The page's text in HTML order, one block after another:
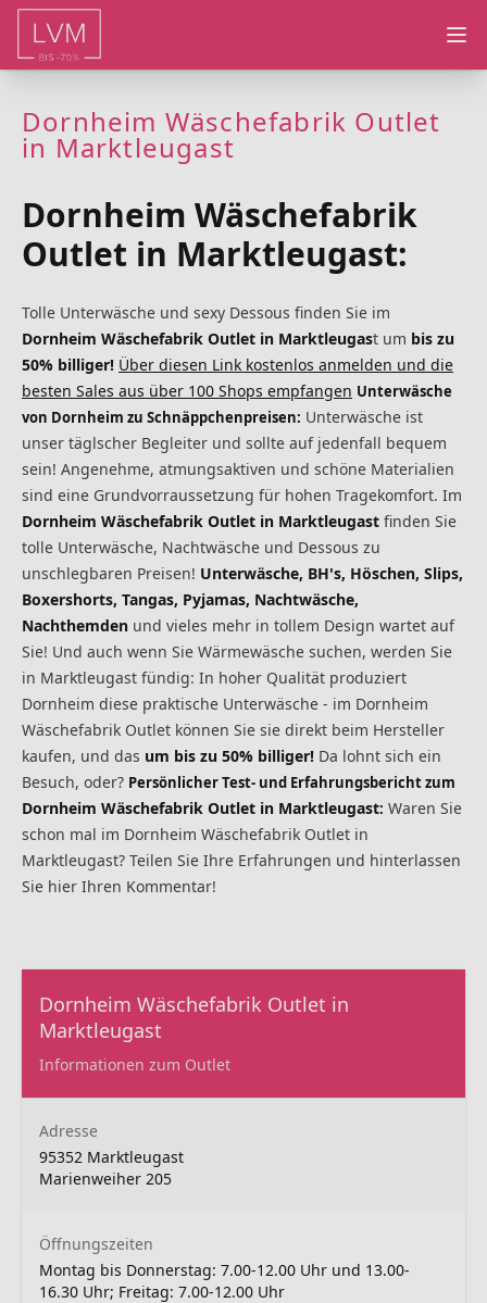
Dornheim Wäschefabrik Outlet
in Marktleugast
Dornheim Wäschefabrik
Outlet in Marktleugast:
Tolle Unterwäsche und sexy Dessous finden Sie im
Dornheim Wäschefabrik Outlet in Marktleugast um bis zu
50% billiger! Über diesen Link kostenlos anmelden und die
besten Sales aus über 100 Shops empfangen Unterwäsche
von Dornheim zu Schnäppchenpreisen: Unterwäsche ist
unser täglscher Begleiter und sollte auf jedenfall bequem
sein! Angenehme, atmungsaktiven und schöne Materialien
sind eine Grundvorraussetzung für hohen Tragekomfort. Im
Dornheim Wäschefabrik Outlet in Marktleugast finden Sie
tolle Unterwäsche, Nachtwäsche und Dessous zu
unschlegbaren Preisen! Unterwäsche, BH's, Höschen, Slips,
Boxershorts, Tangas, Pyjamas, Nachtwäsche,
Nachthemden und vieles mehr in tollem Design wartet auf
Sie! Und auch wenn Sie Wärmewäsche suchen, werden Sie
in Marktleugast fündig: In hoher Qualität produziert
Dornheim diese praktische Unterwäsche - im Dornheim
Wäschefabrik Outlet können Sie sie direkt beim Hersteller
kaufen, und das um bis zu 50% billiger! Da lohnt sich ein
Besuch, oder? Persönlicher Test- und Erfahrungsbericht zum
Dornheim Wäschefabrik Outlet in Marktleugast: Waren Sie
schon mal im Dornheim Wäschefabrik Outlet in
Marktleugast? Teilen Sie Ihre Erfahrungen und hinterlassen
Sie hier Ihren Kommentar!
Dornheim Wäschefabrik Outlet in
Marktleugast
Informationen zum Outlet
Adresse
95352 Marktleugast
Marienweiher 205
Öffnungszeiten
Montag bis Donnerstag: 7.00-12.00 Uhr und 13.00-
16.30 Uhr; Freitag: 7.00-12.00 Uhr